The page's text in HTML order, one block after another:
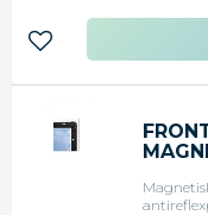
Lägg till i favoriter